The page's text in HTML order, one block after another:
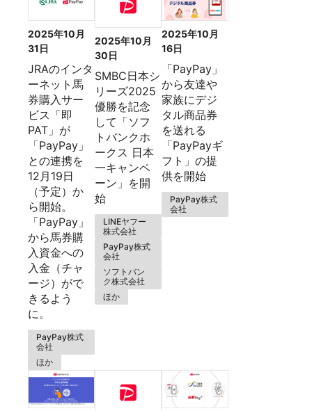
2025年10月
31日
JRAのインタ
ーネット馬
券購入サー
ビス「即
PAT」が
「PayPay」
との連携を
12月19日
（予定）か
ら開始。
「PayPay」
から馬券購
入資金への
入金（チャ
ージ）がで
きるよう
に。
PayPay株式
会社
ほか
2025年10月
30日
SMBC日本シ
リーズ2025
優勝を記念
して「ソフ
トバンクホ
ークス 日本
一キャンペ
ーン」を開
始
LINEヤフー
株式会社
PayPay株式
会社
ソフトバン
ク株式会社
ほか
2025年10月
16日
「PayPay」
から友達や
家族にデジ
タル商品券
を送れる
「PayPayギ
フト」の提
供を開始
PayPay株式
会社